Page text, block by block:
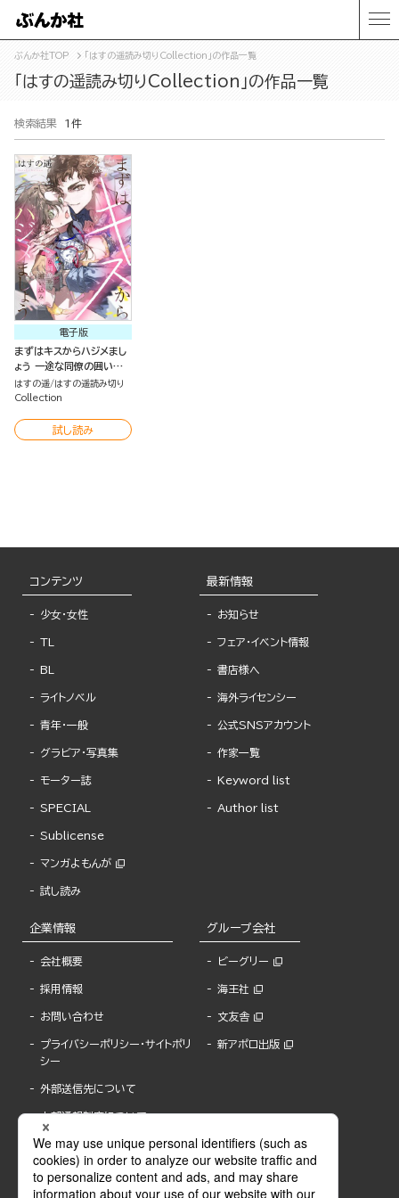
ぶんか社TOP 「はすの遥読み切りCollection」の作品一覧
「はすの遥読み切りCollection」の作品一覧
検索結果 1件
電子版
まずはキスからハジメまし
ょう 一途な同僚の囲い込
み愛（単話版）
はすの遥 はすの遥読み切り
Collection
試し読み
コンテンツ
少女・女性
TL
BL
ライトノベル
青年・一般
グラビア・写真集
モーター誌
SPECIAL
Sublicense
マンガよもんが
試し読み
最新情報
お知らせ
フェア・イベント情報
書店様へ
海外ライセンシー
公式SNSアカウント
作家一覧
Keyword list
Author list
企業情報
会社概要
採用情報
お問い合わせ
プライバシーポリシー・サイトポリ
シー
外部送信先について
内部通報制度について
グループ会社
ビーグリー
海王社
文友舎
新アポロ出版